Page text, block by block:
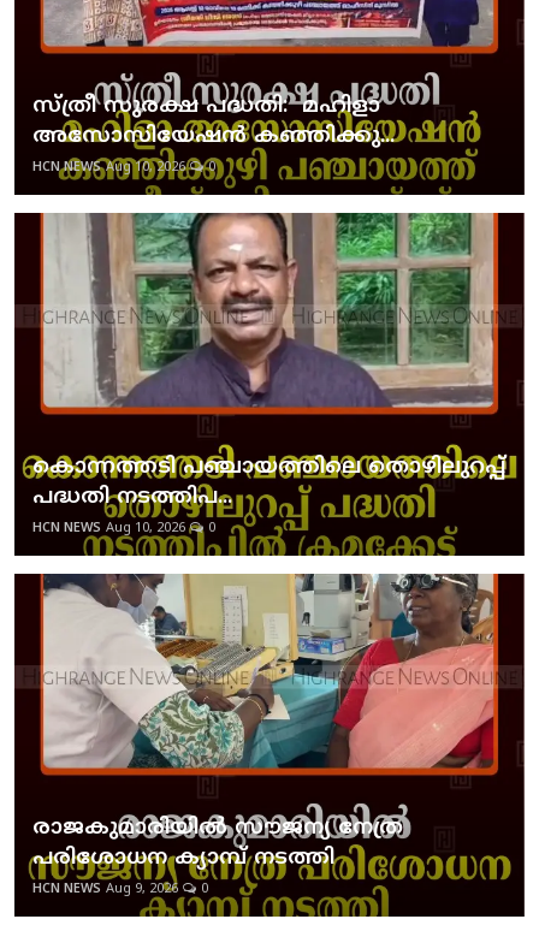
സ്ത്രീ സുരക്ഷ പദ്ധതി: മഹിളാ
അസോസിയേഷന്‍ കഞ്ഞിക്കു...
HCN NEWS Aug 10, 2026 0
കൊന്നത്തടി പഞ്ചായത്തിലെ തൊഴിലുറപ്പ്
പദ്ധതി നടത്തിപ...
HCN NEWS Aug 10, 2026 0
രാജകുമാരിയില്‍ സൗജന്യ നേത്ര
പരിശോധന ക്യാമ്പ് നടത്തി
HCN NEWS Aug 9, 2026 0